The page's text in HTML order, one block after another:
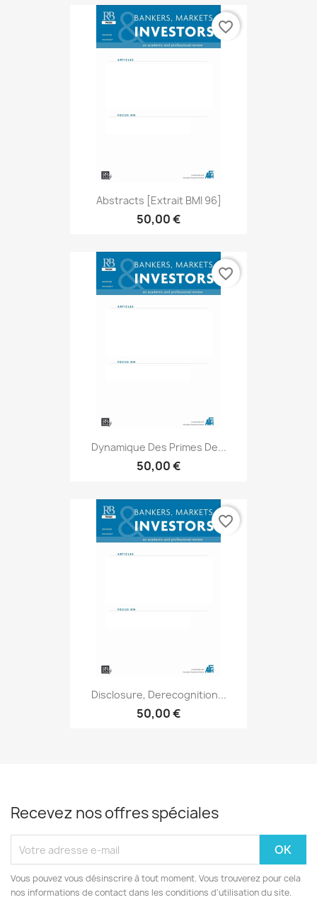
Abstracts [extrait BMI 96]
50,00 €
favorite_border
Dynamique Des Primes De...
50,00 €
favorite_border
Disclosure, Derecognition...
50,00 €
favorite_border
Recevez nos offres spéciales
Vous pouvez vous désinscrire à tout moment. Vous trouverez pour cela
nos informations de contact dans les conditions d'utilisation du site.